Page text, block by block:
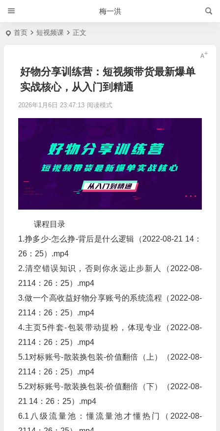
梅一洪
首页 短视频课 正文
好物分享训练营：短视频带货最新爆单
实战核心，从入门到精通
2026年1月6日 23:47:13 阅读模式
课程目录
1.挣多少-怎么挣-背后是什么逻辑（2022-08-21 14：
26：25）.mp4
2.清空错误知识，否则你永远止步新人（2022-08-
2114：26：25）.mp4
3.做一个高收益好物分享账号的系统流程（2022-08-
2114：26：25）.mp4
4.主页5件套-包装带动提粉，体现专业（2022-08-
2114：26：25）.mp4
5.1对标账号-散装换包装-价值翻倍（上）（2022-08-
2114：26：25）.mp4
5.2对标账号-散装换包装-价值翻倍（下）（2022-08-
21 14：26：25）.mp4
6.1八级流量池：懂流量池才懂热门（2022-08-